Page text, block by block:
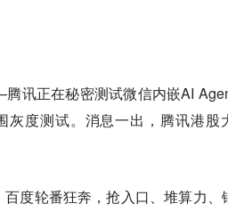
讯正在秘密测试微信内嵌AI
度测试。消息一出，腾讯港股
度轮番狂奔，抢入口、堆算力、